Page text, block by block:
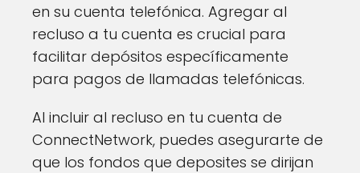
en su cuenta telefónica. Agregar al
recluso a tu cuenta es crucial para
facilitar depósitos específicamente
para pagos de llamadas telefónicas.
Al incluir al recluso en tu cuenta de
ConnectNetwork, puedes asegurarte de
que los fondos que deposites se dirijan